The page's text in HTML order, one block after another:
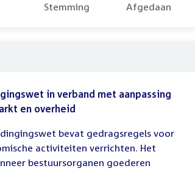
Onvoltooid:
Stemming Onvoltooid:
Afgedaan
in verband met aanpassing
en overheid
bevat gedragsregels voor
activiteiten verrichten. Het
bestuursorganen goederen